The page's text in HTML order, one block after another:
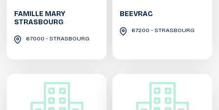
FAMILLE MARY
STRASBOURG
67000 - STRASBOURG
BEEVRAC
67200 - STRASBOURG